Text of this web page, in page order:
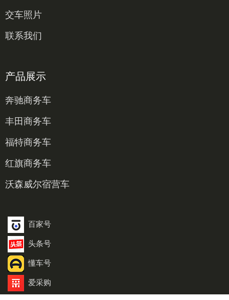
交车照片
联系我们
产品展示
奔驰商务车
丰田商务车
福特商务车
红旗商务车
沃森威尔宿营车
百家号
头条号
懂车号
爱采购